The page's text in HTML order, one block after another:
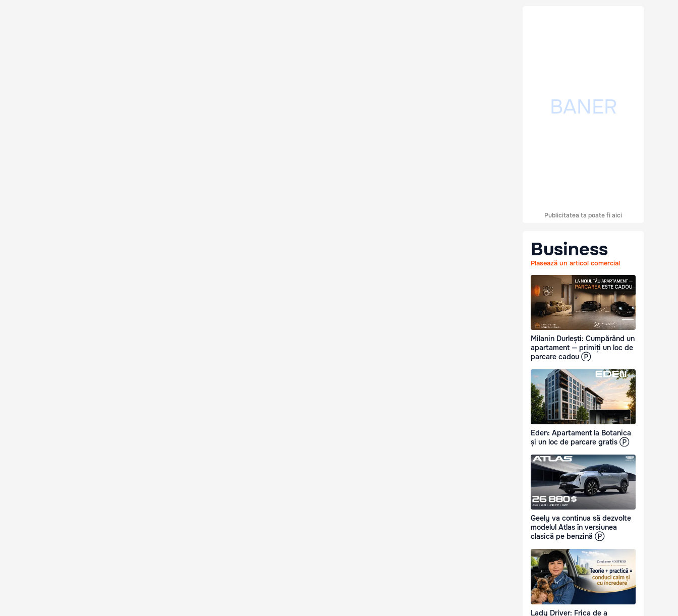
Publicitatea ta poate fi aici
Business
Plasează un articol comercial
Milanin Durlești: Cumpărând un
apartament — primiți un loc de
parcare cadou Ⓟ
Eden: Apartament la Botanica
și un loc de parcare gratis Ⓟ
Geely va continua să dezvolte
modelul Atlas în versiunea
clasică pe benzină Ⓟ
Lady Driver: Frica de a